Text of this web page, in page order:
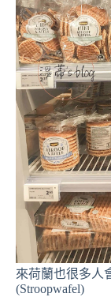
來荷蘭也很多人
(Stroopwafel)